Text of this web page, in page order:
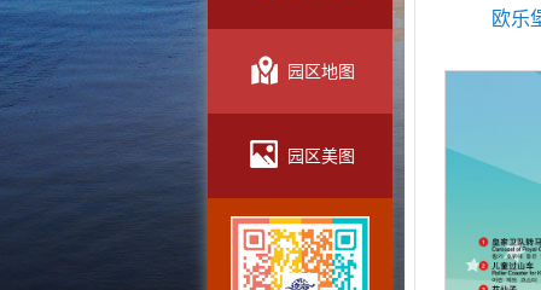
园区地图
园区美图
欧乐